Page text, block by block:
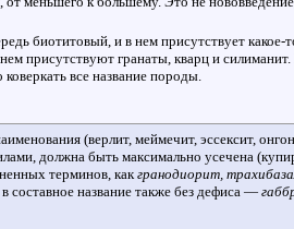
биотитовый, и в нем присутствует какое-
присутствуют гранаты, кварц и силиманит.
все название породы.
(верлит, меймечит, эссексит,
должна быть максимально усечена
терминов, какгранодиорит,
составное название также без дефиса —